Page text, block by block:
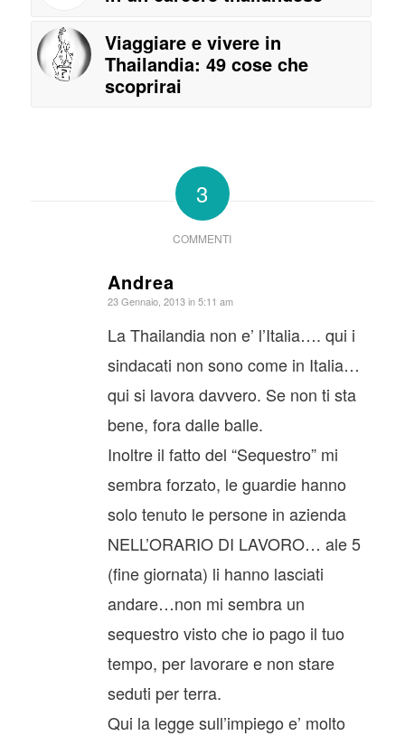
Viaggiare e vivere in
Thailandia: 49 cose che
scoprirai
3
COMMENTI
Andrea
dice:
23 Gennaio, 2013 in 5:11 am
La Thailandia non e’ l’Italia…. qui i
sindacati non sono come in Italia…
qui si lavora davvero. Se non ti sta
bene, fora dalle balle.
Inoltre il fatto del “Sequestro” mi
sembra forzato, le guardie hanno
solo tenuto le persone in azienda
NELL’ORARIO DI LAVORO… ale 5
(fine giornata) li hanno lasciati
andare…non mi sembra un
sequestro visto che io pago il tuo
tempo, per lavorare e non stare
seduti per terra.
Qui la legge sull’impiego e’ molto